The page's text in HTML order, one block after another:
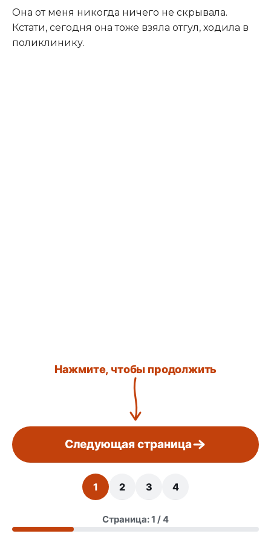
Она от меня никогда ничего не скрывала.
Кстати, сегодня она тоже взяла отгул, ходила в
поликлинику.
Нажмите, чтобы продолжить
Следующая страница
1 2 3 4
Страница: 1 / 4